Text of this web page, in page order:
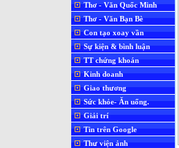
Thơ - Văn Quốc Minh
Thơ - Văn Bạn Bè
Con tạo xoay vần
Sự kiện & bình luận
TT chứng khoán
Kinh doanh
Giao thương
Sức khỏe- Ăn uống.
Giải trí
Tin trên Google
Thư viện ảnh